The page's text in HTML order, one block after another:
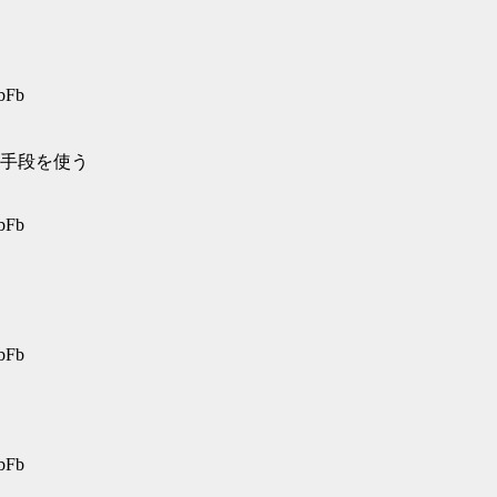
段を使う